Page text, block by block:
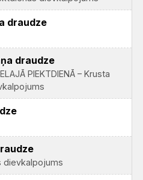
draudze
draudze
PIEKTDIENĀ – Krusta
dievkalpojums